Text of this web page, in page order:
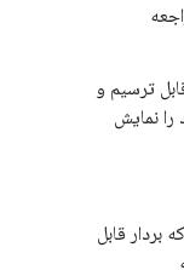
ترسیم و
را نمایش
Vector Asset Studio یک فایل XML که بردار قابل